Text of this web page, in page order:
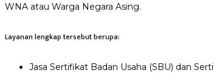
WNA atau Warga Negara Asing.
Layanan lengkap tersebut berupa:
Jasa Sertifikat Badan Usaha (SBU) dan